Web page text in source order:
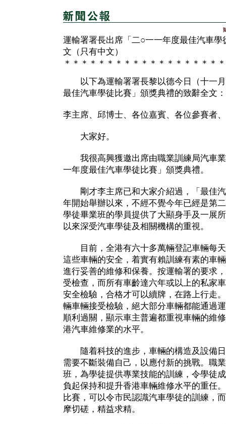
運輸署署長出席「二○一一年度最佳汽車
文（只有中文）
＊＊＊＊＊＊＊＊＊＊＊＊＊＊＊＊＊＊
以下為運輸署署長黎以德今日（十一月
最佳汽車學徒比賽」頒獎典禮的致辭全文：
李主席、邱博士、各位嘉賓、各位參賽者
大家好。
我很高興獲邀出席由職業訓練局汽車業
一年度最佳汽車學徒比賽」頒獎典禮。
剛才李主席已和大家介紹過，「最佳汽
年開始舉辦以來，不經不覺今年已經是第
學徒畢業班的學員提供了大顯身手及一展
以來深受汽車學徒及相關機構的重視。
目前，全港有六十多萬輛登記車輛每天
這些車輛的安全，着實有賴訓練有素的車
進行妥善的維修和保養。按運輸署的要求
受檢查，而所有車齡達六年或以上的私家
安全檢驗，合格才可以續牌，在路上行走
輛車輛接受檢驗，絕大部分車輛都能通過
順利過關，顯示車主普遍都重視車輛的維
港汽車維修業的水平。
隨着科技的進步，車輛的構造及設備日
需要不斷裝備自己，以應付新的挑戰。職
班，為學徒提供專業技能的訓練，令學徒
負起保持和提升香港車輛維修水平的重任
比賽，可以令市民認識汽車學徒的訓練，
摩切磋，精益求精。